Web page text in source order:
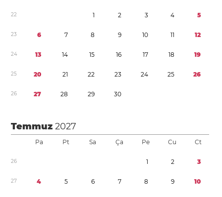
22 1 2 3 4 5
23 6 7 8 9 10 11 12
24 13 14 15 16 17 18 19
25 20 21 22 23 24 25 26
26 27 28 29 30
Temmuz2027
Pa Pt Sa Ça Pe Cu Ct
26 1 2 3
27 4 5 6 7 8 9 10